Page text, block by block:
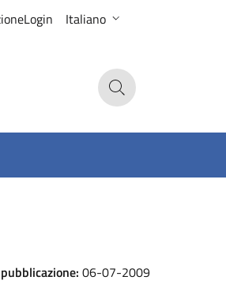
Login Italiano
06-07-2009